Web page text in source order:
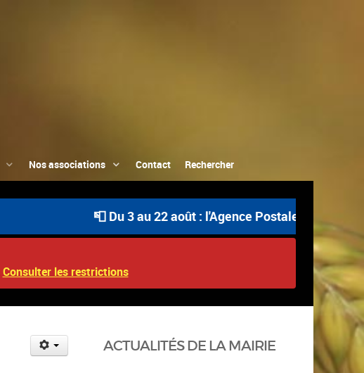
Nos associations Contact Rechercher
📮 Du 3 au 22 août : l'Agence Postale
Consulter les restrictions
ACTUALITÉS DE LA MAIRIE